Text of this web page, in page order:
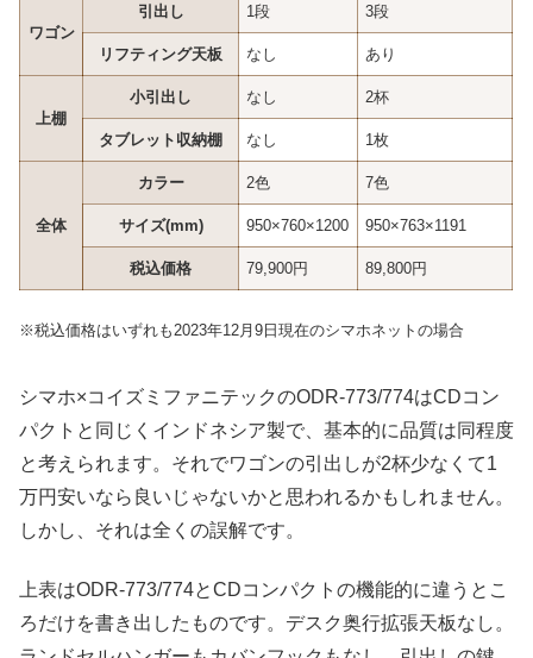
ワゴン
引出し 1段 3段
リフティング天板 なし あり
上棚
小引出し なし 2杯
タブレット収納棚 なし 1枚
全体
カラー 2色 7色
サイズ(mm) 950×760×1200 950×763×1191
税込価格 79,900円 89,800円
※税込価格はいずれも2023年12月9日現在のシマホネットの場合
シマホ×コイズミファニテックのODR-773/774はCDコン
パクトと同じくインドネシア製で、基本的に品質は同程度
と考えられます。それでワゴンの引出しが2杯少なくて1
万円安いなら良いじゃないかと思われるかもしれません。
しかし、それは全くの誤解です。
上表はODR-773/774とCDコンパクトの機能的に違うとこ
ろだけを書き出したものです。デスク奥行拡張天板なし。